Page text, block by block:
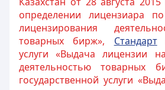
определении лицензиара
лицензирования
товарных бирж», Стандарт
услуги «Выдача лицензии
деятельностью товарных
государственной услуги